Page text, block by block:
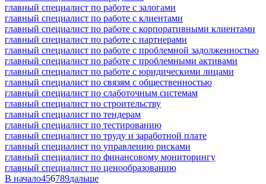
главный специалист по работе с залогами
главный специалист по работе с клиентами
главный специалист по работе с корпоративными клиентами
главный специалист по работе с партнерами
главный специалист по работе с проблемной задолженностью
главный специалист по работе с проблемными активами
главный специалист по работе с юридическими лицами
главный специалист по связям с общественностью
главный специалист по слаботочным системам
главный специалист по строительству
главный специалист по тендерам
главный специалист по тестированию
главный специалист по труду и заработной плате
главный специалист по управлению рисками
главный специалист по финансовому мониторингу
главный специалист по ценообразованию
В начало456789дальше